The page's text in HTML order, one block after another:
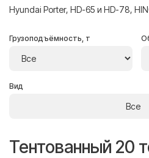
Hyundai Porter, HD-65 и HD-78,
Грузоподъёмность, т
Вид
Тентованный 20